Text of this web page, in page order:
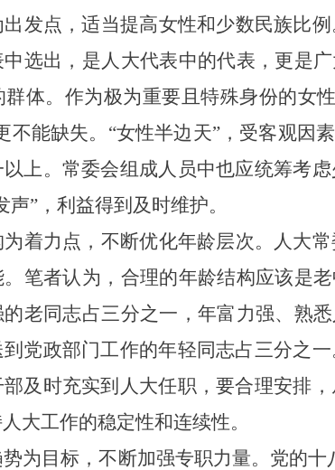
出发点，适当提高女性和少数民族比
选出，是人大代表中的代表，更是
体。作为极为重要且特殊身份的女
能缺失。 “女性半边天”，受客观因
上。常委会组成人员中也应统筹考
声”，利益得到及时维护。
着力点，不断优化年龄层次。
人大
笔者认为，合理的年龄结构应该是
老同志占三分之一，年富力强、熟
党政部门工作的年轻同志占三分之
及时充实到人大任职，要合理安排
大工作的稳定性和连续性。
为目标，不断加强专职力量。 党的十